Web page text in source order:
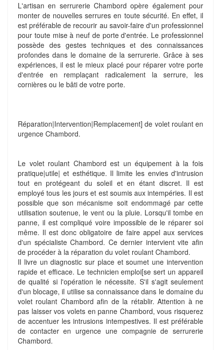
L'artisan en serrurerie Chambord opère également pour
monter de nouvelles serrures en toute sécurité. En effet, il
est préférable de recourir au savoir-faire d'un professionnel
pour toute mise à neuf de porte d'entrée. Le professionnel
possède des gestes techniques et des connaissances
profondes dans le domaine de la serrurerie. Grâce à ses
expériences, il est le mieux placé pour réparer votre porte
d'entrée en remplaçant radicalement la serrure, les
cornières ou le bâti de votre porte.
Réparation|Intervention|Remplacement] de volet roulant en
urgence Chambord.
Le volet roulant Chambord est un équipement à la fois
pratique|utile| et esthétique. Il limite les envies d'intrusion
tout en protégeant du soleil et en étant discret. Il est
employé tous les jours et est soumis aux intempéries. Il est
possible que son mécanisme soit endommagé par cette
utilisation soutenue, le vent ou la pluie. Lorsqu'il tombe en
panne, il est compliqué voire impossible de le réparer soi
même. Il est donc obligatoire de faire appel aux services
d'un spécialiste Chambord. Ce dernier intervient vite afin
de procéder à la réparation du volet roulant Chambord.
Il livre un diagnostic sur place et soumet une intervention
rapide et efficace. Le technicien emploi[se sert un appareil
de qualité si l'opération le nécessite. S'il s'agit seulement
d'un blocage, il utilise sa connaissance dans le domaine du
volet roulant Chambord afin de la rétablir. Attention à ne
pas laisser vos volets en panne Chambord, vous risquerez
de accentuer les intrusions intempestives. Il est préférable
de contacter en urgence une compagnie de serrurerie
Chambord.